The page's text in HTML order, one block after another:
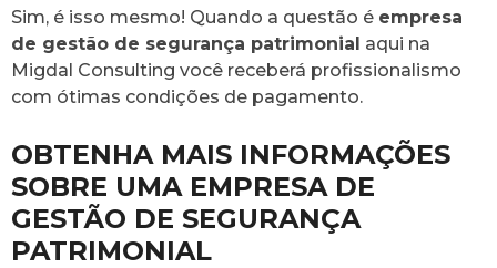
Sim, é isso mesmo! Quando a questão é empresa
de gestão de segurança patrimonial aqui na
Migdal Consulting você receberá profissionalismo
com ótimas condições de pagamento.
OBTENHA MAIS INFORMAÇÕES
SOBRE UMA EMPRESA DE
GESTÃO DE SEGURANÇA
PATRIMONIAL